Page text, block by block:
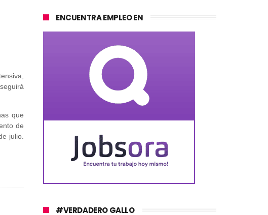
que
de
julio.
ENCUENTRA EMPLEO EN
#VERDADERO GALLO